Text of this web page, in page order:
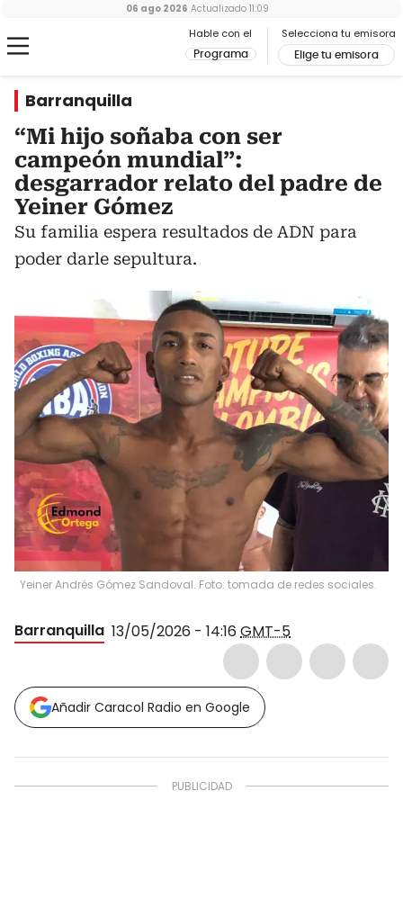
Hable con el
Programa
Selecciona tu emisora
Elige tu emisora
06 ago 2026 Actualizado 11:09
Barranquilla
“Mi hijo soñaba con ser
campeón mundial”:
desgarrador relato del padre de
Yeiner Gómez
Su familia espera resultados de ADN para
poder darle sepultura.
Yeiner Andrés Gómez Sandoval. Foto: tomada de redes sociales.
Barranquilla 13/05/2026 - 14:16 GMT-5
Añadir Caracol Radio en Google